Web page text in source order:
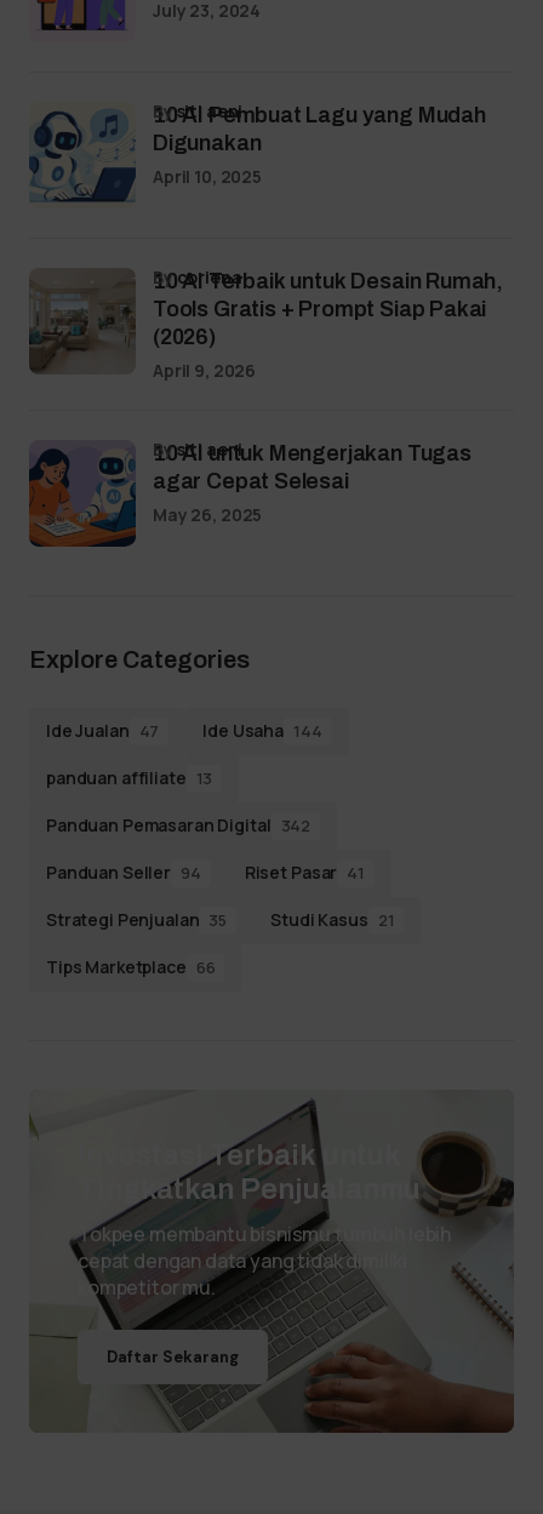
July 23, 2024
10 AI Pembuat Lagu yang Mudah
Digunakan
bysiti aeni
April 10, 2025
10 AI Terbaik untuk Desain Rumah,
Tools Gratis + Prompt Siap Pakai
(2026)
bycoriena
April 9, 2026
10 AI untuk Mengerjakan Tugas
agar Cepat Selesai
bysiti aeni
May 26, 2025
Explore Categories
Ide Jualan 47 Ide Usaha 144
panduan affiliate 13
Panduan Pemasaran Digital 342
Panduan Seller 94 Riset Pasar 41
Strategi Penjualan 35 Studi Kasus 21
Tips Marketplace 66
Investasi Terbaik untuk
Tingkatkan Penjualanmu
Tokpee membantu bisnismu tumbuh lebih
cepat dengan data yang tidak dimiliki
kompetitor mu.
Daftar Sekarang